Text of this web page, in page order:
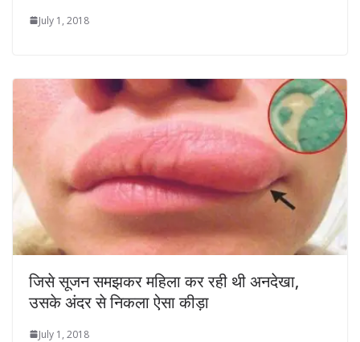
July 1, 2018
जिसे सूजन समझकर महिला कर रही थी अनदेखा,
उसके अंदर से निकला ऐसा कीड़ा
July 1, 2018